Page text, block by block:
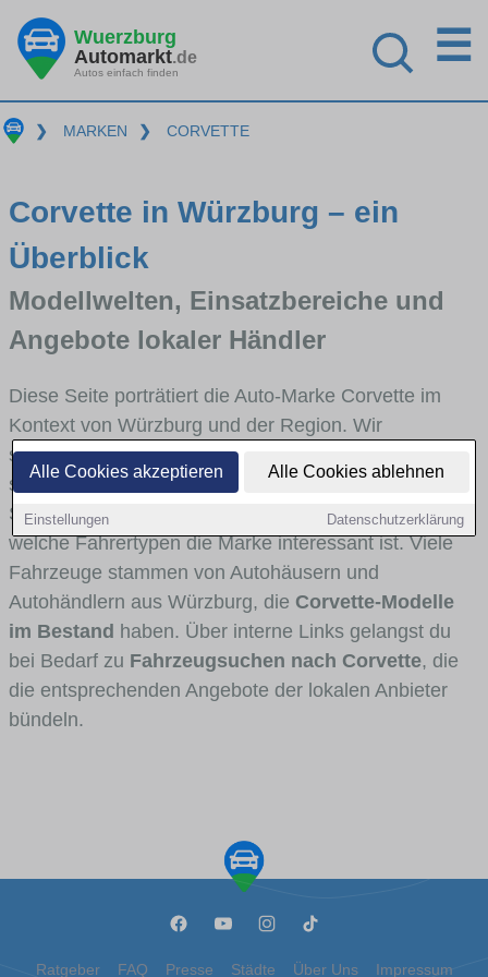
Alle Cookies akzeptieren Alle Cookies ablehnen
Einstellungen Datenschutzerklärung
Wuerzburg
Automarkt.de
Autos einfach finden
☰
❯ MARKEN ❯ CORVETTE
Corvette in Würzburg – ein
Überblick
Modellwelten, Einsatzbereiche und
Angebote lokaler Händler
Diese Seite porträtiert die Auto-Marke Corvette im
Kontext von Würzburg und der Region. Wir
skizzieren, in welchen Fahrzeugklassen Corvette
stark vertreten ist, welche Modellreihen häufig im
Stadt- und Umlandverkehr zu sehen sind und für
welche Fahrertypen die Marke interessant ist. Viele
Fahrzeuge stammen von Autohäusern und
Autohändlern aus Würzburg, die Corvette-Modelle
im Bestand haben. Über interne Links gelangst du
bei Bedarf zu Fahrzeugsuchen nach Corvette, die
die entsprechenden Angebote der lokalen Anbieter
bündeln.
Ratgeber FAQ Presse Städte Über Uns Impressum